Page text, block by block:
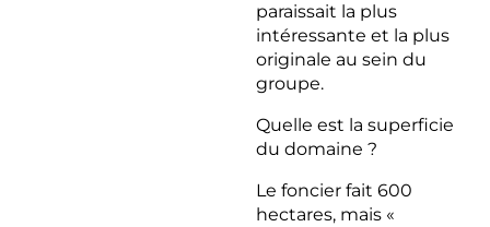
paraissait la plus
intéressante et la plus
originale au sein du
groupe.
Quelle est la superficie
du domaine ?
Le foncier fait 600
hectares, mais «